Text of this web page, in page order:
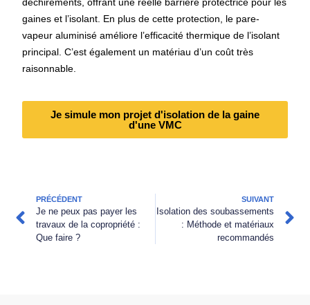
déchirements, offrant une réelle barrière protectrice pour les
gaines et l’isolant. En plus de cette protection, le pare-
vapeur aluminisé améliore l’efficacité thermique de l’isolant
principal. C’est également un matériau d’un coût très
raisonnable.
Je simule mon projet d'isolation de la gaine
d'une VMC
PRÉCÉDENT
Je ne peux pas payer les
travaux de la copropriété :
Que faire ?
SUIVANT
Isolation des soubassements
: Méthode et matériaux
recommandés